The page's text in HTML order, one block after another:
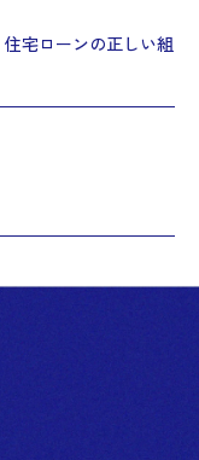
宅ローンの正しい組